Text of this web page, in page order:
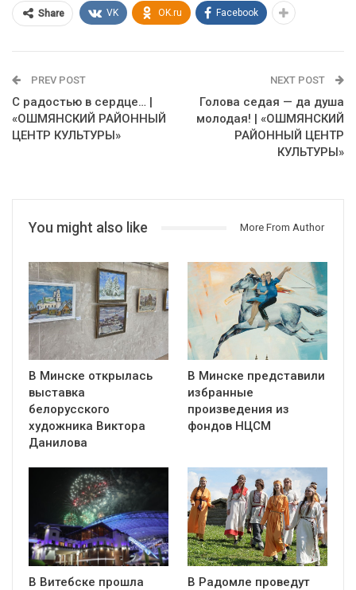
Share VK OK.ru Facebook
PREV POST
С радостью в сердце… |
«ОШМЯНСКИЙ РАЙОННЫЙ
ЦЕНТР КУЛЬТУРЫ»
NEXT POST
Голова седая — да душа
молодая! | «ОШМЯНСКИЙ
РАЙОННЫЙ ЦЕНТР
КУЛЬТУРЫ»
You might also like More From Author
В Минске открылась
выставка
белорусского
художника Виктора
Данилова
В Минске представили
избранные
произведения из
фондов НЦСМ
В Витебске прошла
В Радомле проведут